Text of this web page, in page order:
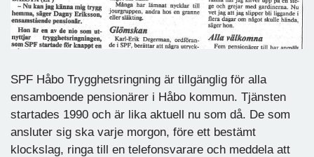
SPF Håbo Trygghetsringning är tillgänglig för alla
ensamboende pensionärer i Håbo kommun. Tjänsten
startades 1990 och är lika aktuell nu som då. De som
ansluter sig ska varje morgon, före ett bestämt
klockslag, ringa till en telefonsvarare och meddela att